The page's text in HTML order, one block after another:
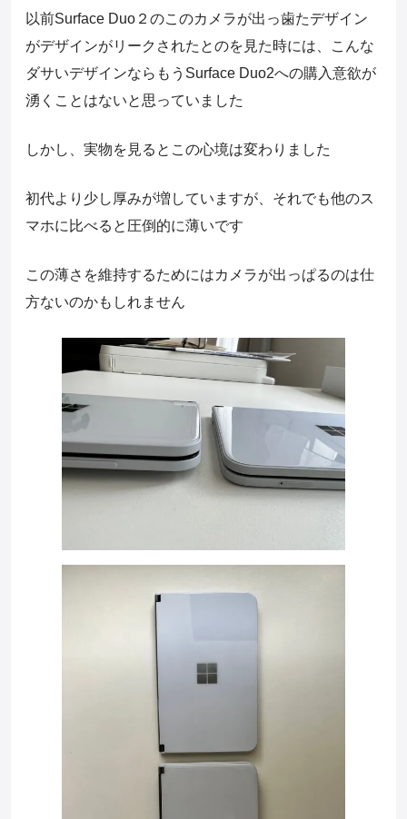
以前Surface Duo２のこのカメラが出っ歯たデザイン
がデザインがリークされたとのを見た時には、こんな
ダサいデザインならもうSurface Duo2への購入意欲が
湧くことはないと思っていました
しかし、実物を見るとこの心境は変わりました
初代より少し厚みが増していますが、それでも他のス
マホに比べると圧倒的に薄いです
この薄さを維持するためにはカメラが出っぱるのは仕
方ないのかもしれません